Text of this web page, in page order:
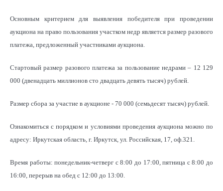
Основным критерием для выявления победителя при проведении
аукциона на право пользования участком недр является размер разового
платежа, предложенный участниками аукциона.
Стартовый размер разового платежа за пользование недрами – 12 129
000 (двенадцать миллионов сто двадцать девять тысяч) рублей.
Размер сбора за участие в аукционе - 70 000 (семьдесят тысяч) рублей.
Ознакомиться с порядком и условиями проведения аукциона можно по
адресу: Иркутская область, г. Иркутск, ул. Российская, 17, оф.321.
Время работы: понедельник-четверг с 8:00 до 17:00, пятница с 8:00 до
16:00, перерыв на обед с 12:00 до 13:00.